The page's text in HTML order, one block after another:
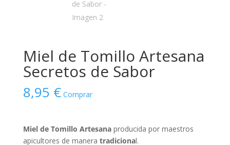
Miel de Tomillo Artesana
Secretos de Sabor
8,95 € Comprar
Miel de Tomillo Artesanaproducida por maestros
apicultores de manera tradicional.